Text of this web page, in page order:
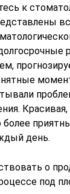
к
день.
о
под